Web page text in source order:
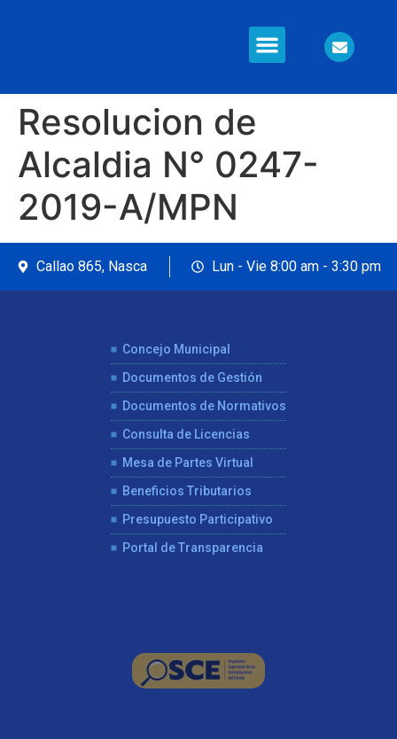
Resolucion de
Alcaldia N° 0247-
2019-A/MPN
Callao 865, Nasca Lun - Vie 8:00 am - 3:30 pm
Concejo Municipal
Documentos de Gestión
Documentos de Normativos
Consulta de Licencias
Mesa de Partes Virtual
Beneficios Tributarios
Presupuesto Participativo
Portal de Transparencia